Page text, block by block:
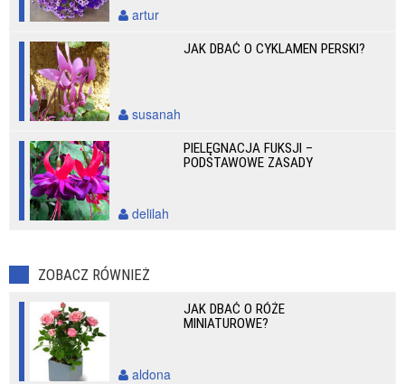
artur
JAK DBAĆ O CYKLAMEN PERSKI?
susanah
PIELĘGNACJA FUKSJI –
PODSTAWOWE ZASADY
delilah
ZOBACZ RÓWNIEŻ
JAK DBAĆ O RÓŻE
MINIATUROWE?
aldona